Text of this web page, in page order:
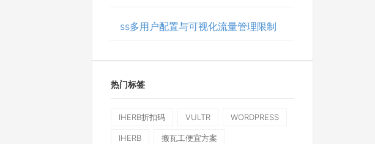
ss多用户配置与可视化流量管理限制
热门标签
IHERB折扣码 VULTR WORDPRESS
IHERB 搬瓦工便宜方案